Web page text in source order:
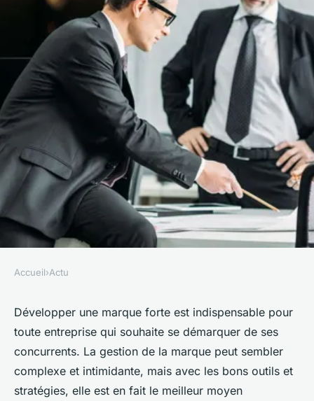
Gestion de marque : Impact,
outils indispensables et
stratégies pour renforcer votre
image
Accueil›Actu
Développer une marque forte est indispensable pour
toute entreprise qui souhaite se démarquer de ses
concurrents. La gestion de la marque peut sembler
complexe et intimidante, mais avec les bons outils et
stratégies, elle est en fait le meilleur moyen